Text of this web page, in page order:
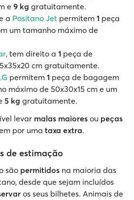
e 9 kg gratuitamente.
a Positano Jet permitem 1 peça
um tamanho máximo de
, tem direito a 1 peça de
cm gratuitamente.
permitem 1 peça de bagagem
máximo de 50x30x15 cm e um
5 kg gratuitamente.
levar malas maiores ou peças
por uma taxa extra.
de estimação
são permitidos na maioria das
desde que sejam incluídos
os seus bilhetes. Animais de